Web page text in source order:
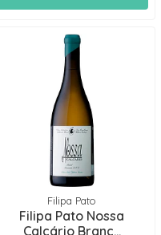
Filipa Pato
Filipa Pato Nossa
Calcário Branc...